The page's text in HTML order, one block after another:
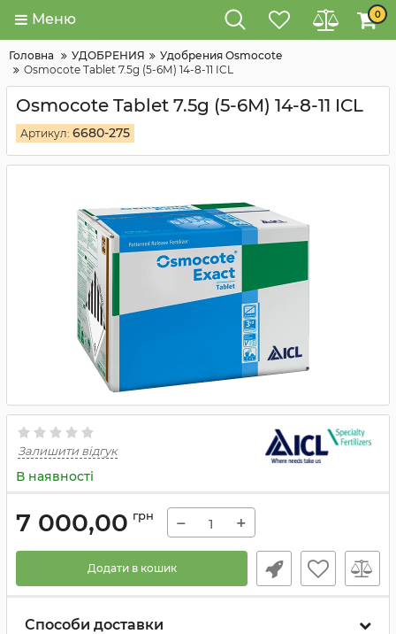
Меню 0
Головна УДОБРЕНИЯ
Удобрения Osmocote
Osmocote Tablet 7.5g (5-6М) 14-8-11 ICL
Osmocote Tablet 7.5g (5-6М) 14-8-11 ICL
Артикул: 6680-275
Залишити відгук
В наявності
7 000,00 грн − +
Додати в кошик
Способи доставки